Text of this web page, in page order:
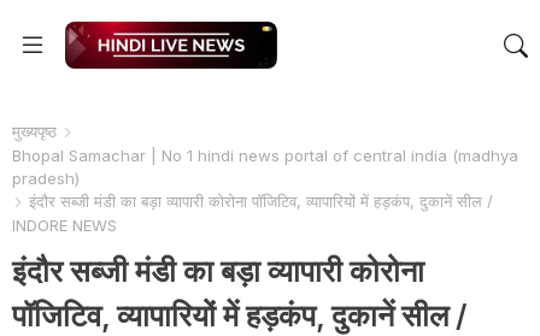
मुख्यपृष्ठ
Bhopal Samachar | No 1 hindi news portal of central india (madhya
pradesh)
इंदौर सब्जी मंडी का बड़ा व्यापारी कोरोना पॉजिटिव, व्यापारियों में हड़कंप, दुकानें सील /
INDORE NEWS
इंदौर सब्जी मंडी का बड़ा व्यापारी कोरोना
पॉजिटिव, व्यापारियों में हड़कंप, दुकानें सील /